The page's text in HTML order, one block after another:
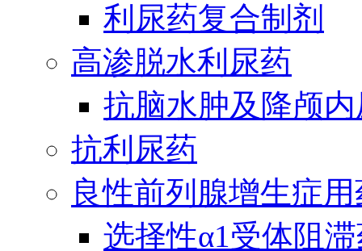
利尿药复合制剂
高渗脱水利尿药
抗脑水肿及降颅
抗利尿药
良性前列腺增生症
选择性α1受体阻